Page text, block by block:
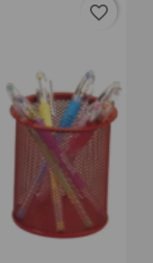
favorite_border